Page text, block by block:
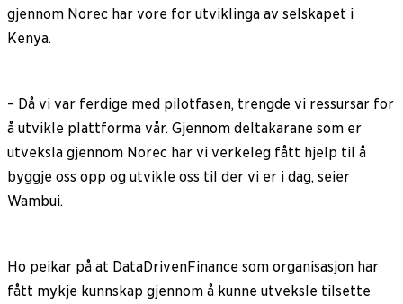
gjennom Norec har vore for utviklinga av selskapet i
Kenya.
– Då vi var ferdige med pilotfasen, trengde vi ressursar for
å utvikle plattforma vår. Gjennom deltakarane som er
utveksla gjennom Norec har vi verkeleg fått hjelp til å
byggje oss opp og utvikle oss til der vi er i dag, seier
Wambui.
Ho peikar på at DataDrivenFinance som organisasjon har
fått mykje kunnskap gjennom å kunne utveksle tilsette